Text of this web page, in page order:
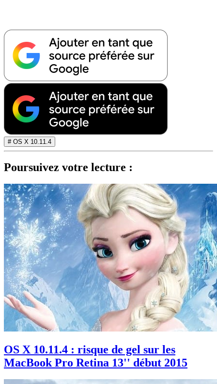
# OS X 10.11.4
Poursuivez votre lecture :
OS X 10.11.4 : risque de gel sur les
MacBook Pro Retina 13'' début 2015